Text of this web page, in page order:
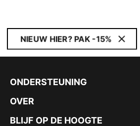
NIEUW HIER? PAK -15%
ONDERSTEUNING
OVER
BLIJF OP DE HOOGTE